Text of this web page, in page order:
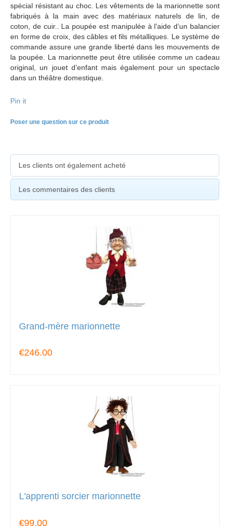
spécial résistant au choc. Les vêtements de la marionnette sont
fabriqués à la main avec des matériaux naturels de lin, de
coton, de cuir.. La poupée est manipulée à l’aide d’un balancier
en forme de croix, des câbles et fils métalliques. Le système de
commande assure une grande liberté dans les mouvements de
la poupée. La marionnette peut être utilisée comme un cadeau
original, un jouet d’enfant mais également pour un spectacle
dans un théâtre domestique.
Pin it
Poser une question sur ce produit
Les clients ont également acheté
Les commentaires des clients
Grand-mère marionnette
€246.00
L'apprenti sorcier marionnette
€99.00